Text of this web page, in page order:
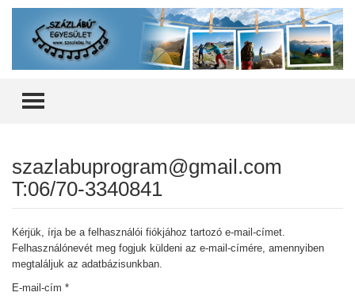
TOGGLE MENU
szazlabuprogram@gmail.com
T:06/70-3340841
Kérjük, írja be a felhasználói fiókjához tartozó e-mail-címet.
Felhasználónevét meg fogjuk küldeni az e-mail-címére, amennyiben
megtaláljuk az adatbázisunkban.
E-mail-cím *